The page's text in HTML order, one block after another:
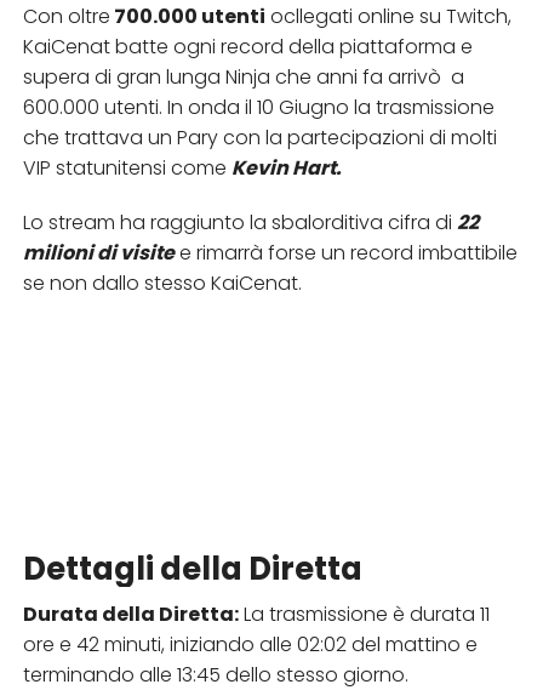
Con oltre 700.000 utenti ocllegati online su Twitch,
KaiCenat batte ogni record della piattaforma e
supera di gran lunga Ninja che anni fa arrivò a
600.000 utenti. In onda il 10 Giugno la trasmissione
che trattava un Pary con la partecipazioni di molti
VIP statunitensi come Kevin Hart.
Lo stream ha raggiunto la sbalorditiva cifra di 22
milioni di visitee rimarrà forse un record imbattibile
se non dallo stesso KaiCenat.
Dettagli della Diretta
Durata della Diretta:La trasmissione è durata 11
ore e 42 minuti, iniziando alle 02:02 del mattino e
terminando alle 13:45 dello stesso giorno.